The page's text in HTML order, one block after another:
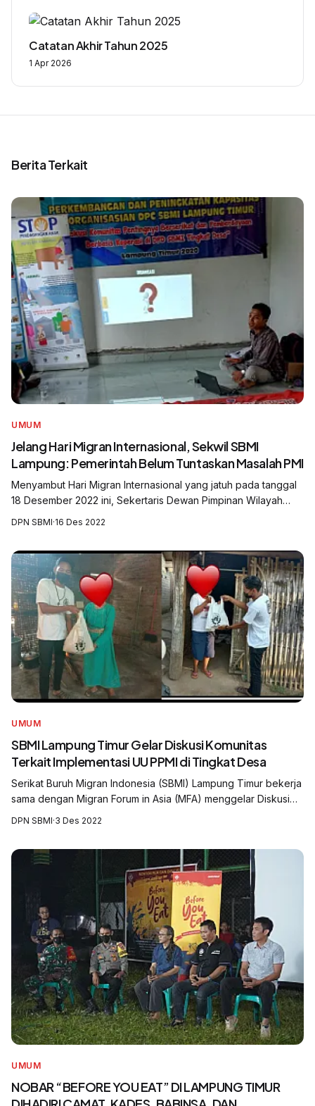
Catatan Akhir Tahun 2025
1 Apr 2026
Berita Terkait
UMUM
Jelang Hari Migran Internasional, Sekwil SBMI
Lampung: Pemerintah Belum Tuntaskan Masalah PMI
Menyambut Hari Migran Internasional yang jatuh pada tanggal
18 Desember 2022 ini, Sekertaris Dewan Pimpinan Wilayah
DPN SBMI·16 Des 2022
UMUM
SBMI Lampung Timur Gelar Diskusi Komunitas
Terkait Implementasi UU PPMI di Tingkat Desa
Serikat Buruh Migran Indonesia (SBMI) Lampung Timur bekerja
sama dengan Migran Forum in Asia (MFA) menggelar Diskusi
DPN SBMI·3 Des 2022
UMUM
NOBAR “BEFORE YOU EAT” DI LAMPUNG TIMUR